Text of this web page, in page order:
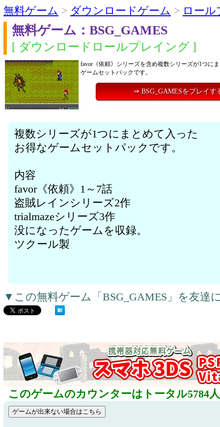
無料ゲーム > ダウンロードゲーム > ロー
無料ゲーム：BSG_GAMES
[ ダウンロードロールプレイング ]
favor《依頼》シリーズを含め複数シリーズが1つに
ゲームセットパックです。
⇒ BSG_GAMESをプレイす
複数シリーズが1つにまとめて入った
お得なゲームセットパックです。
内容
favor《依頼》1～7話
盗賊レインシリーズ2作
trialmazeシリーズ3作
没になったゲームを収録。
ツクール製
▼この無料ゲーム「BSG_GAMES」を友達
このゲームのカウンターはトータル5784